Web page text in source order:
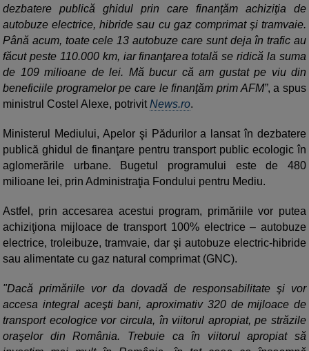
dezbatere publică ghidul prin care finanţăm achiziţia de
autobuze electrice, hibride sau cu gaz comprimat şi tramvaie.
Până acum, toate cele 13 autobuze care sunt deja în trafic au
făcut peste 110.000 km, iar finanţarea totală se ridică la suma
de 109 milioane de lei. Mă bucur că am gustat pe viu din
beneficiile programelor pe care le finanţăm prim AFM”, a spus
ministrul Costel Alexe, potrivitNews.ro.
Ministerul Mediului, Apelor şi Pădurilor a lansat în dezbatere
publică ghidul de finanţare pentru transport public ecologic în
aglomerările urbane. Bugetul programului este de 480
milioane lei, prin Administraţia Fondului pentru Mediu.
Astfel, prin accesarea acestui program, primăriile vor putea
achiziţiona mijloace de transport 100% electrice – autobuze
electrice, troleibuze, tramvaie, dar şi autobuze electric-hibride
sau alimentate cu gaz natural comprimat (GNC).
"Dacă primăriile vor da dovadă de responsabilitate şi vor
accesa integral aceşti bani, aproximativ 320 de mijloace de
transport ecologice vor circula, în viitorul apropiat, pe străzile
oraşelor din România. Trebuie ca în viitorul apropiat să